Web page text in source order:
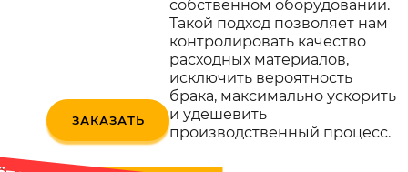
ЗАКАЗАТЬ
собственном оборудовании.
Такой подход позволяет нам
контролировать качество
расходных материалов,
исключить вероятность
брака, максимально ускорить
и удешевить
производственный процесс.